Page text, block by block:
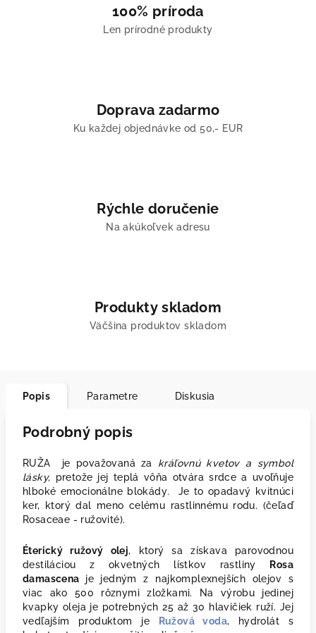
100% príroda
Len prírodné produkty
Doprava zadarmo
Ku každej objednávke od 50,- EUR
Rýchle doručenie
Na akúkoľvek adresu
Produkty skladom
Väčšina produktov skladom
Popis Parametre Diskusia
Podrobný popis
RUŽA je považovaná za
kráľovnú kvetov a symbol
lásky, pretože jej teplá vôňa otvára srdce a uvoľňuje
hlboké emocionálne blokády.
Je to opadavý kvitnúci
ker, ktorý dal meno celému rastlinnému rodu. (čeľaď
Rosaceae - ružovité).
Éterický ružový olej, ktorý sa získava parovodnou
destiláciou z okvetných lístkov rastliny
Rosa
damascena je jedným z najkomplexnejších olejov s
viac ako 500 rôznymi zložkami. Na výrobu jedinej
kvapky oleja je potrebných 25 až 30 hlavičiek ruží. Jej
vedľajším produktom je
Ružová voda, hydrolát s